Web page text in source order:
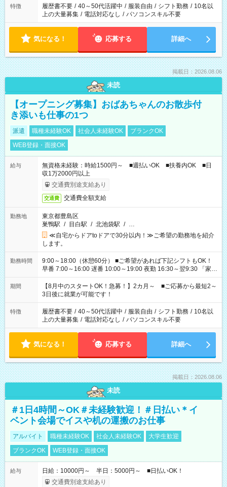
特徴 履歴書不要 / 40～50代活躍中 / 服装自由 / シフト勤務 / 10名以
上の大量募集 / 電話対応なし / パソコンスキル不要
気になる！ 応募する 詳細へ
掲載日：2026.08.06
未読
【オープニング募集】おばあちゃんのお散歩付
き添いも仕事の1つ
派遣 職種未経験OK 社会人未経験OK
ブランクOK
WEB登録・面接OK
給与
無資格未経験：時給1500円～ ■週払いOK ■扶養内OK ■日
収1万2000円以上
交通費別途支給あり
交通費 交通費全額支給
勤務地
東京都豊島区
巣鴨駅 / 目白駅 / 北池袋駅 / …
≪自宅からドアtoドアで30分以内！≫ご希望の勤務地を紹介
します。
勤務時間
9:00～18:00（休憩60分） ■ご希望があれば下記シフトもOK！
早番 7:00～16:00 遅番 10:00～19:00 夜勤 16:30～翌9:30 「家族
と休みを合わせたい」 「余裕を持って夕飯の準備がしたい」
「できれば残業はしたくない」 など、ご希望を教えてください
ね。 ※Wワーク希望の方へ 今ご覧のお仕事で希望する勤務時間
と、もう1つのお仕事の勤務時間。 合計で週40時間を超える場
合は応募できません。
期間
【8月中のスタートOK！急募！】2カ月～ ■ご応募から最短2～
3日後に就業が可能です！
特徴 履歴書不要 / 40～50代活躍中 / 服装自由 / シフト勤務 / 10名以
上の大量募集 / 電話対応なし / パソコンスキル不要
気になる！ 応募する 詳細へ
掲載日：2026.08.06
未読
＃1日4時間～OK＃未経験歓迎！＃日払い＊イ
ベント会場でイスや机の運搬のお仕事
アルバイト 職種未経験OK 社会人未経験OK
大学生歓迎
ブランクOK
WEB登録・面接OK
給与
日給：10000円～ 半日：5000円～ ■日払いOK！
交通費別途支給あり